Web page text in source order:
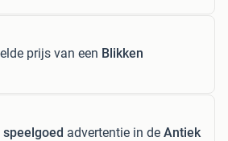
prijs van een Blikken
speelgoed advertentie in de Antiek